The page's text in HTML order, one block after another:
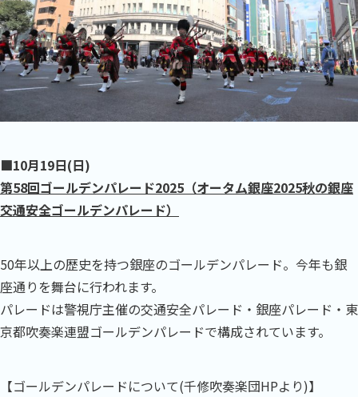
■10月19日(日)
第58回ゴールデンパレード2025（オータム銀座2025秋の銀座
交通安全ゴールデンパレード）
50年以上の歴史を持つ銀座のゴールデンパレード。今年も銀
座通りを舞台に行われます。
パレードは警視庁主催の交通安全パレード・銀座パレード・東
京都吹奏楽連盟ゴールデンパレードで構成されています。
【ゴールデンパレードについて(千修吹奏楽団HPより)】